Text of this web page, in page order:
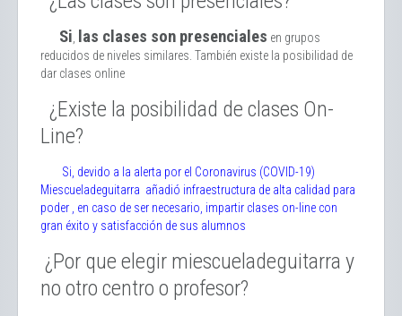
Si las clases son presenciales en grupos
reducidos de niveles similares. También existe la posibilidad de
dar clases online
¿Existe la posibilidad de clases On-
Line?
Si, devido a la alerta por el Coronavirus (COVID-19)
Miescueladeguitarra añadió infraestructura de alta calidad para
poder , en caso de ser necesario, impartir clases on-line con
gran éxito y satisfacción de sus alumnos
¿Por que elegir miescueladeguitarra y
no otro centro o profesor?